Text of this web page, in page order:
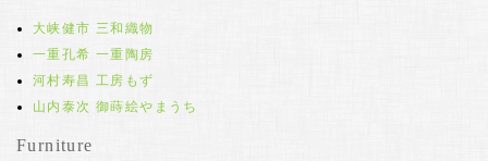
大峡健市 三和織物
一重孔希 一重陶房
河村寿昌 工房もず
山内泰次 御蒔絵やまうち
Furniture